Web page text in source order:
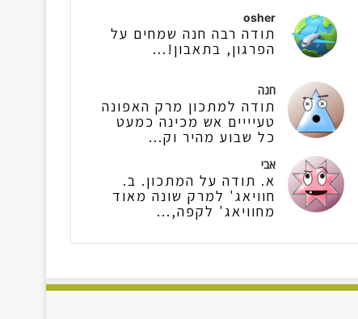
osher
תודה רבה חנה שמחים על
הפרגון, בתאבון!...
חנה
תודה למתכון מרק האפונה
טעיייים אש מכינה כמעט
כל שבוע מהיר וק...
אבי
א. תודה על המתכון. ב.
חוויאג' למרק שונה מאוד
מחוויאג' לקפה,...